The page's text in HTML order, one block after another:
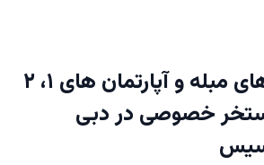
خرید سوئیت های مبله و آپارتمان‌ های ۱، ۲
استخر خصوصی در دبی